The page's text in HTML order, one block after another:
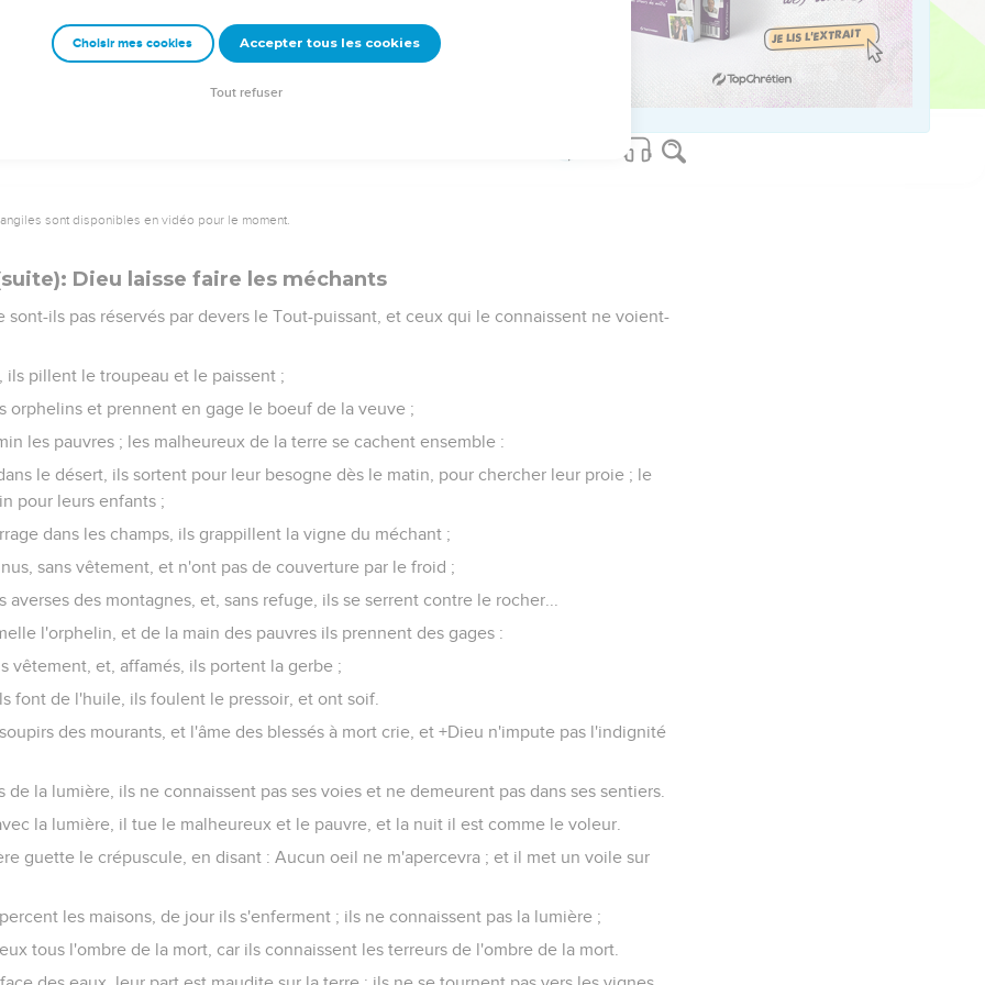
devant sa face ; je considère, et je suis effrayé devant lui.
coeur, et le Tout-puissant m'a frappé de terreur ;
anéanti devant les ténèbres, et qu'il ne m'a pas caché l'obscurité.
sont disponibles en vidéo pour le moment.
Dieu laisse faire les méchants
sont-ils pas réservés par devers le Tout-puissant, et ceux qui le connaissent ne voient-
ils pillent le troupeau et le paissent ;
orphelins et prennent en gage le boeuf de la veuve ;
les pauvres ; les malheureux de la terre se cachent ensemble :
le désert, ils sortent pour leur besogne dès le matin, pour chercher leur proie ; le
pour leurs enfants ;
dans les champs, ils grappillent la vigne du méchant ;
sans vêtement, et n'ont pas de couverture par le froid ;
averses des montagnes, et, sans refuge, ils se serrent contre le rocher...
l'orphelin, et de la main des pauvres ils prennent des gages :
vêtement, et, affamés, ils portent la gerbe ;
font de l'huile, ils foulent le pressoir, et ont soif.
des mourants, et l'âme des blessés à mort crie, et +Dieu n'impute pas l'indignité
de la lumière, ils ne connaissent pas ses voies et ne demeurent pas dans ses sentiers.
la lumière, il tue le malheureux et le pauvre, et la nuit il est comme le voleur.
guette le crépuscule, en disant : Aucun oeil ne m'apercevra ; et il met un voile sur
les maisons, de jour ils s'enferment ; ils ne connaissent pas la lumière ;
tous l'ombre de la mort, car ils connaissent les terreurs de l'ombre de la mort.
Choisir mes cookies Accepter tous les cookies
Tout refuser